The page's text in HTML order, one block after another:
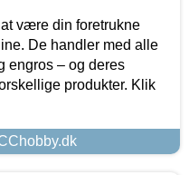
være din foretrukne
De handler med alle
engros – og deres
produkter. Klik